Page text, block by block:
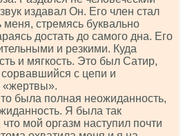
издавал Он. Его член стал
меня, стремясь буквально
достать до самого дна. Его
и резкими. Куда
и мягкость. Это был Сатир,
с цепи и
«жертвы».
была полная неожиданность,
Я была так
мой оргазм наступил почти